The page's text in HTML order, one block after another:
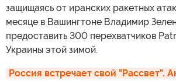
защищаясь от иранских ракетных
месяце в Вашингтоне Владимир
предоставить 300 перехватчиков
Украины этой зимой.
Россия встречает свой "Рассвет".